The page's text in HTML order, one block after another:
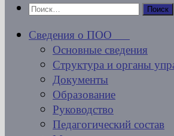
Найти:
Сведения о ПОО
Основные сведения
Структура и органы
Документы
Образование
Руководство
Педагогический состав